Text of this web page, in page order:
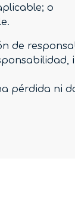
o
de
pérdida ni